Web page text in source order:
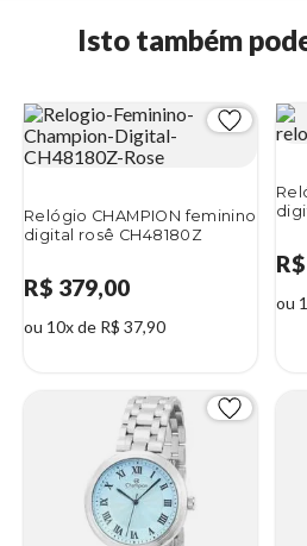
Isto também
Relógio CHAMPION feminino
digital rosê CH48180Z
R$ 379,00
ou 10x de R$ 37,90
ou